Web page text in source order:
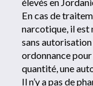
En cas de
narcotique, il est
sans
ordonnance pour
quantité, une
Il n’y a pas de